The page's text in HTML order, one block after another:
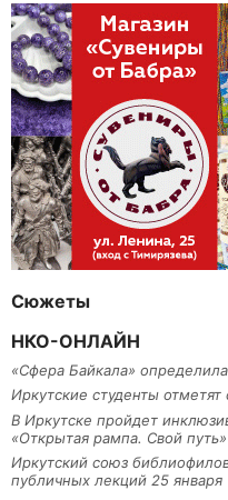
Сюжеты
НКО-ОНЛАЙН
«Сфера Байкала»
Иркутские студенты
В Иркутске пройдет
«Открытая рампа. Свой путь»
Иркутский союз
публичных лекций 25 января